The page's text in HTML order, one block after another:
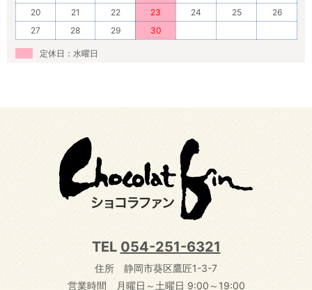
20
21 22 23 24 25
26
27
28 29 30
定休日：水曜日
TEL 054-251-6321
住所 静岡市葵区鷹匠1-3-7
営業時間 月曜日～土曜日 9:00～19:00